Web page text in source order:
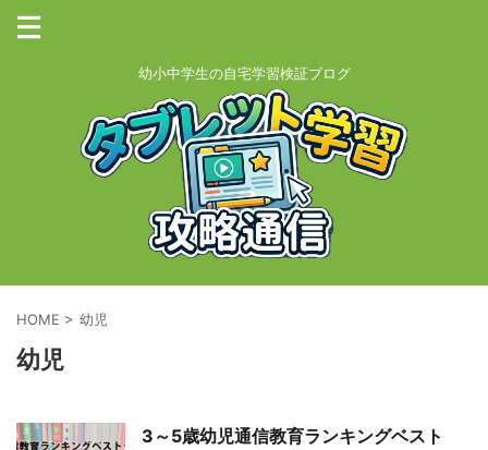
幼小中学生の自宅学習検証ブログ
HOME > 幼児
幼児
3～5歳幼児通信教育ランキングベスト